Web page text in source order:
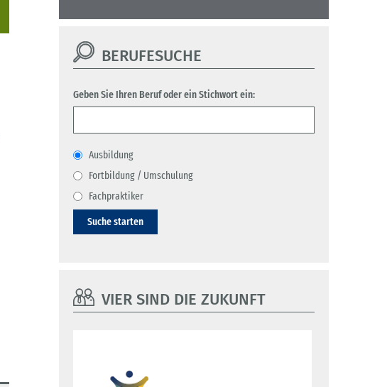
BERUFESUCHE
Geben Sie Ihren Beruf oder ein Stichwort ein:
Ausbildung
Fortbildung / Umschulung
Fachpraktiker
Suche starten
VIER SIND DIE ZUKUNFT